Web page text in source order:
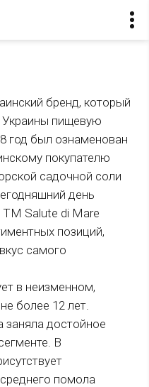
бренд, который
пищевую
год был ознаменован
покупателю
садочной соли
день
ТМ Salute di Mare
позиций,
самого
в неизменном,
более 12 лет.
заняла достойное
В
помола